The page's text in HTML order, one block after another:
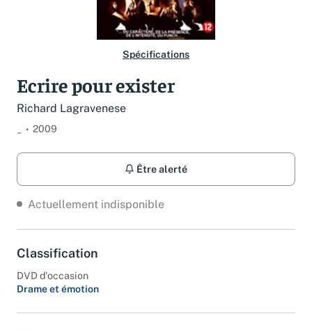
Spécifications
Ecrire pour exister
Richard Lagravenese
2009
Être alerté
Actuellement indisponible
Classification
DVD d'occasion
Drame et émotion